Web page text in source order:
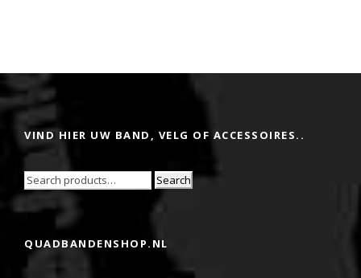
VIND HIER UW BAND, VELG OF ACCESSOIRES..
Search
QUADBANDENSHOP.NL